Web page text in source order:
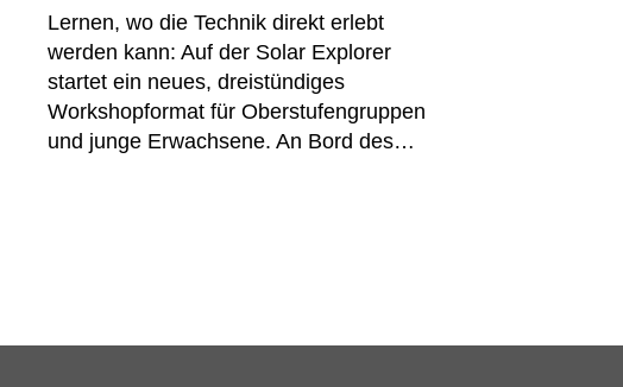
Lernen, wo die Technik direkt erlebt
werden kann: Auf der Solar Explorer
startet ein neues, dreistündiges
Workshopformat für Oberstufengruppen
und junge Erwachsene. An Bord des…